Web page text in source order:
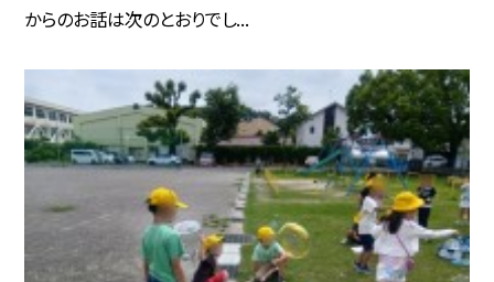
からのお話は次のとおりでし...